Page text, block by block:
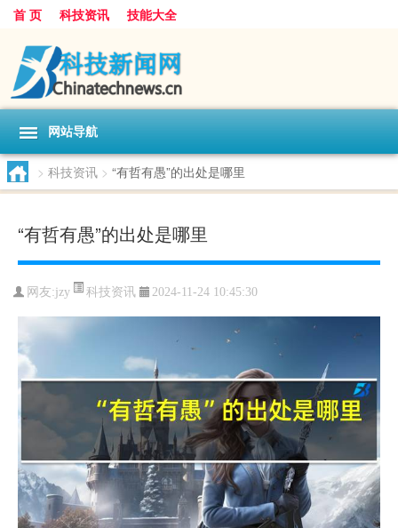
首 页 科技资讯 技能大全
网站导航
> 科技资讯 > “有哲有愚”的出处是哪里
“有哲有愚”的出处是哪里
网友:jzy 科技资讯 2024-11-24 10:45:30